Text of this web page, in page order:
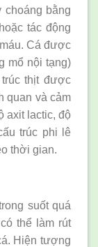
bằng
tác động
Cá được
mổ nội tạng)
thịt được
quan và cảm
axit lactic, độ
trúc phi lê
thời gian.
suốt quá
thể làm rút
Hiện tượng